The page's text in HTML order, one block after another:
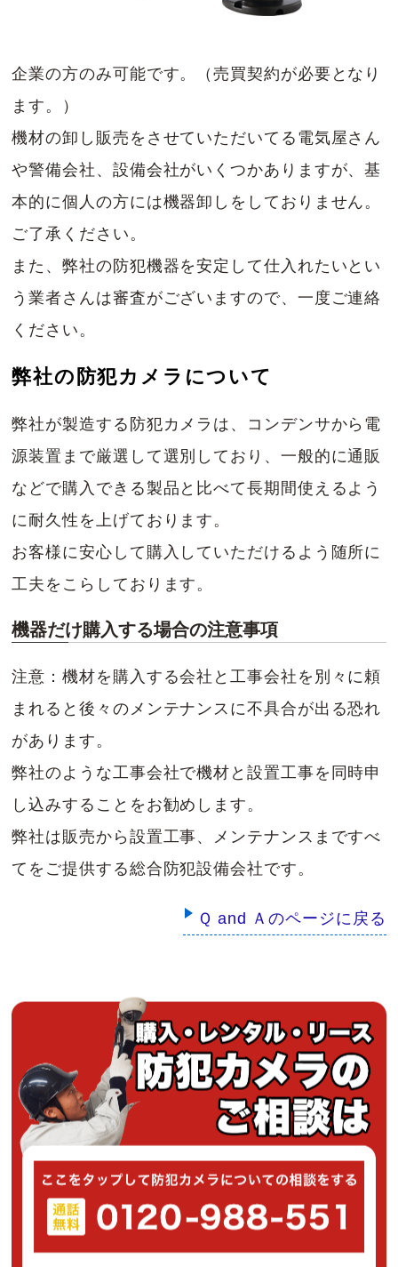
企業の方のみ可能です。（売買契約が必要となり
ます。）
機材の卸し販売をさせていただいてる電気屋さん
や警備会社、設備会社がいくつかありますが、基
本的に個人の方には機器卸しをしておりません。
ご了承ください。
また、弊社の防犯機器を安定して仕入れたいとい
う業者さんは審査がございますので、一度ご連絡
ください。
弊社の防犯カメラについて
弊社が製造する防犯カメラは、コンデンサから電
源装置まで厳選して選別しており、一般的に通販
などで購入できる製品と比べて長期間使えるよう
に耐久性を上げております。
お客様に安心して購入していただけるよう随所に
工夫をこらしております。
機器だけ購入する場合の注意事項
注意：機材を購入する会社と工事会社を別々に頼
まれると後々のメンテナンスに不具合が出る恐れ
があります。
弊社のような工事会社で機材と設置工事を同時申
し込みすることをお勧めします。
弊社は販売から設置工事、メンテナンスまですべ
てをご提供する総合防犯設備会社です。
Ｑ and Ａのページに戻る